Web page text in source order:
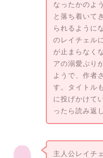
なったかのよ
と落ち着いて
られるように
のレイチェル
が止まらなく
アの溺愛ぷり
ようで、作者
す。タイトル
に投げかけて
ったら読み返
主人公レイチ